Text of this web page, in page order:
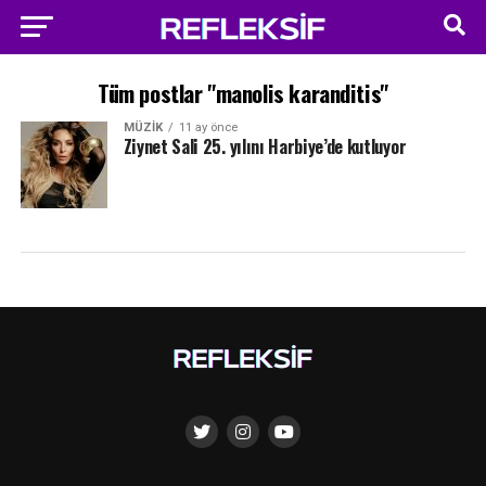
Tüm postlar "manolis karanditis"
MÜZIK 11 ay önce
Ziynet Sali 25. yılını Harbiye’de kutluyor